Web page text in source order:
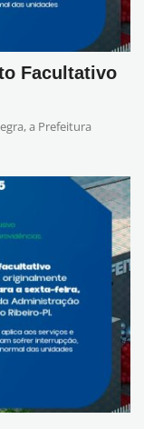
Facultativo
a Prefeitura